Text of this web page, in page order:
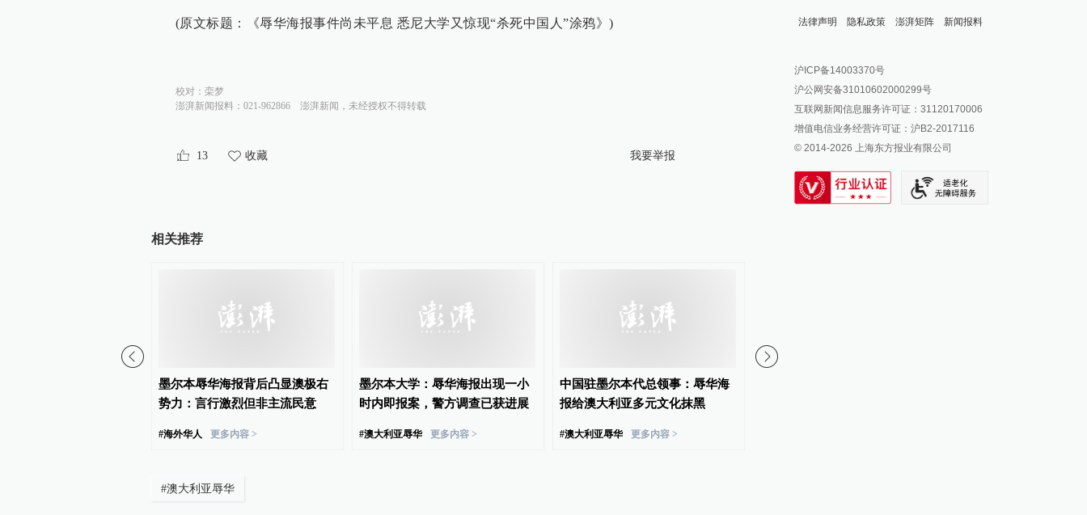
(原文标题：《辱华海报事件尚未平息 悉尼大学又惊现“杀死中国人”涂鸦》)
校对： 栾梦
澎湃新闻报料：021-962866
澎湃新闻，未经授权不得转载
13 收藏 我要举报
相关推荐
墨尔本辱华海报背后凸显澳极右
势力：言行激烈但非主流民意
#海外华人 更多内容 >
墨尔本大学：辱华海报出现一小
时内即报案，警方调查已获进展
#澳大利亚辱华 更多内容 >
中国驻墨尔本代总领事：辱华海
报给澳大利亚多元文化抹黑
#澳大利亚辱华 更多内容 >
#澳大利亚辱华
法律声明 隐私政策 澎湃矩阵
澎湃新闻公众号
澎湃新闻抖音号
派生万物开放平台
IP SHANGHAI
SIXTH TONE
新闻报料
报料邮箱: news@thepaper.cn
沪ICP备14003370号
沪公网安备31010602000299号
互联网新闻信息服务许可证：31120170006
增值电信业务经营许可证：沪B2-2017116
© 2014-2026 上海东方报业有限公司